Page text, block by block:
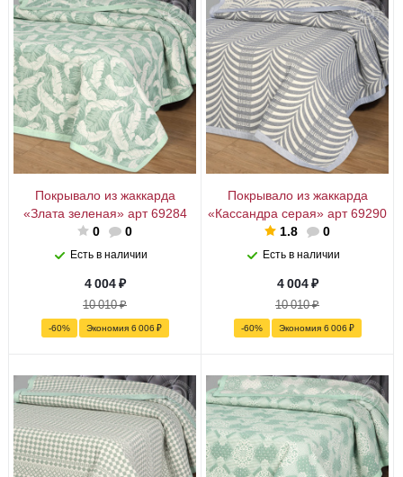
Покрывало из жаккарда
«Злата зеленая» арт 69284
0
0
Есть в наличии
4 004₽
10 010₽
-60% Экономия 6 006 ₽
Покрывало из жаккарда
«Кассандра серая» арт 69290
1.8
0
Есть в наличии
4 004₽
10 010₽
-60% Экономия 6 006 ₽